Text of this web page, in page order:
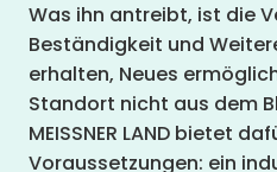
Was ihn antreibt, ist die
Beständigkeit und
erhalten, Neues
Standort nicht aus dem
MEISSNER LAND bietet
Voraussetzungen: ein